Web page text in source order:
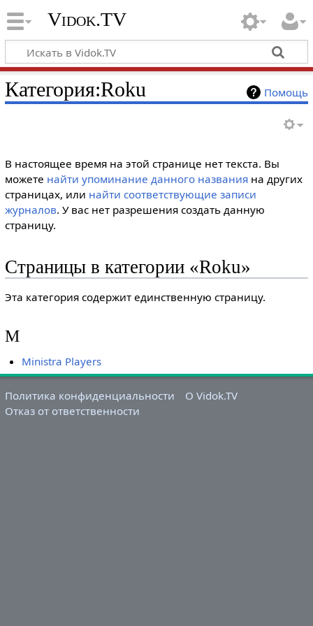
Vidok.TV
Помощь
Категория:Roku
В настоящее время на этой странице нет текста. Вы
можете найти упоминание данного названияна других
страницах, или найти соответствующие записи
журналов. У вас нет разрешения создать данную
страницу.
Страницы в категории «Roku»
Эта категория содержит единственную страницу.
M
Ministra Players
Политика конфиденциальности
О Vidok.TV
Отказ от ответственности